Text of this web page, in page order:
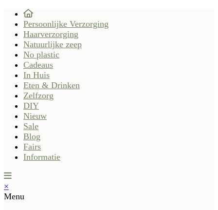
Persoonlijke Verzorging
Haarverzorging
Natuurlijke zeep
No plastic
Cadeaus
In Huis
Eten & Drinken
Zelfzorg
DIY
Nieuw
Sale
Blog
Fairs
Informatie
×
Menu